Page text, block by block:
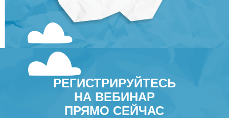
РЕГИСТРИРУЙТЕСЬ
НА ВЕБИНАР
ПРЯМО СЕЙЧАС